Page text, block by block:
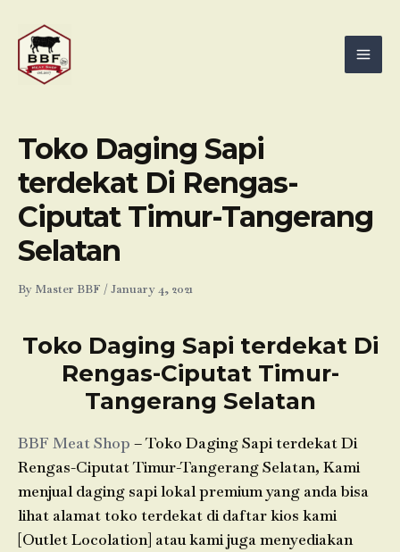
content
Toko Daging Sapi
terdekat Di Rengas-
Ciputat Timur-Tangerang
Selatan
By Master BBF /January 4, 2021
Toko Daging Sapi terdekat Di
Rengas-Ciputat Timur-
Tangerang Selatan
BBF Meat Shop – Toko Daging Sapi terdekat Di
Rengas-Ciputat Timur-Tangerang Selatan, Kami
menjual daging sapi lokal premium yang anda bisa
lihat alamat toko terdekat di daftar kios kami
[Outlet Locolation] atau kami juga menyediakan